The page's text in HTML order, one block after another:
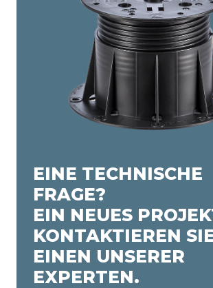
EINE TECHNISCHE
FRAGE?
EIN NEUES
KONTAKTIEREN
EINEN UNSERER
EXPERTEN.